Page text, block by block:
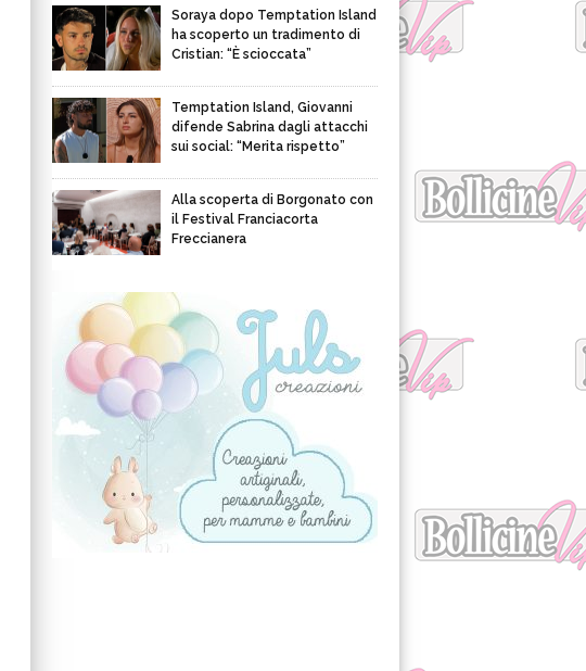
Soraya dopo Temptation Island
ha scoperto un tradimento di
Cristian: “È scioccata”
Temptation Island, Giovanni
difende Sabrina dagli attacchi
sui social: “Merita rispetto”
Alla scoperta di Borgonato con
il Festival Franciacorta
Freccianera